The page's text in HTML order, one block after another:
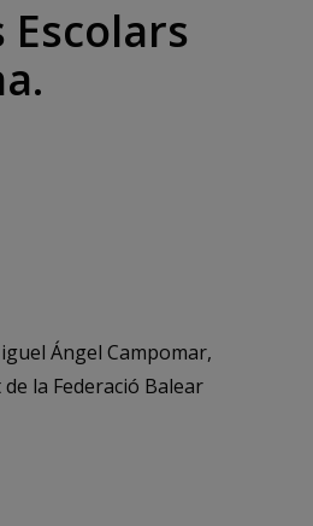
Ángel Campomar,
la Federació Balear